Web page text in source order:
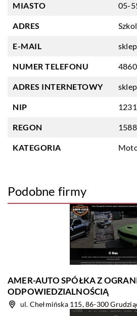
MIASTO 05-
ADRES
E-MAIL
NUMER TELEFONU
ADRES INTERNETOWY
NIP
REGON
KATEGORIA
Podobne firmy
AMER-AUTO SPÓŁKA Z
ODPOWIEDZIALNOŚCIĄ
ul. Chełmińska 115, 86-300